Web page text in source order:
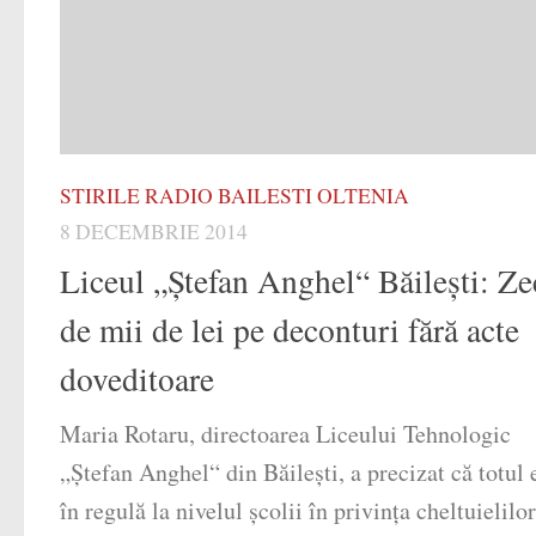
STIRILE RADIO BAILESTI OLTENIA
8 DECEMBRIE 2014
Liceul „Ștefan Anghel“ Băilești:
de mii de lei pe deconturi fără acte
doveditoare
Maria Rotaru, directoarea Liceului Tehnologic
„Ștefan Anghel“ din Băilești, a precizat că totul
în regulă la nivelul școlii în privința